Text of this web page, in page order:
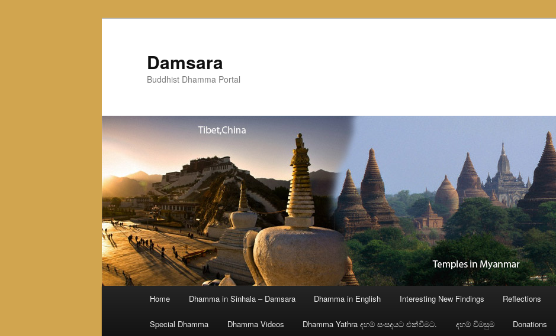
Damsara
Buddhist Dhamma Portal
Home Dhamma in Sinhala – Damsara Dhamma in English Interesting New Findings Reflections
Special Dhamma Dhamma Videos Dhamma Yathra දහම් සංසදයට එක්වීමට. දහම් විමසුම Donations